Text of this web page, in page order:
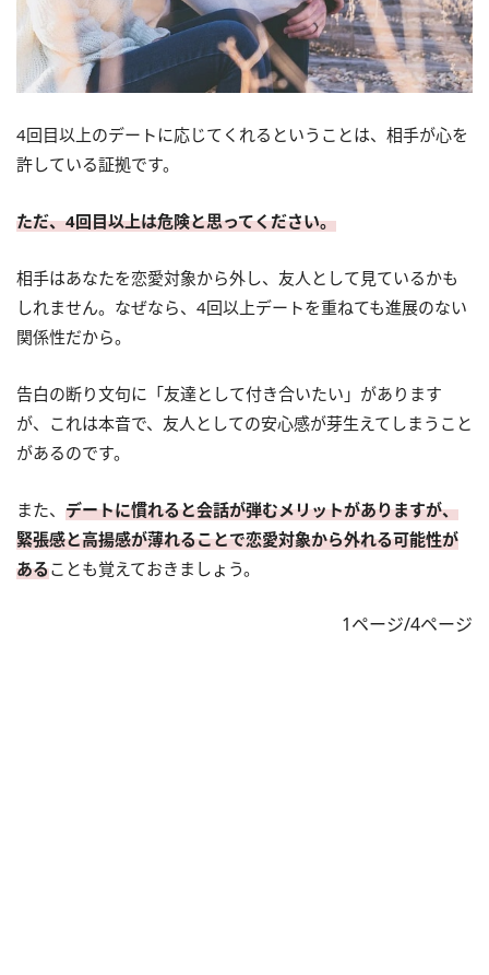
4回目以上のデートに応じてくれるということは、相手が心を
許している証拠です。
ただ、4回目以上は危険と思ってください。
相手はあなたを恋愛対象から外し、友人として見ているかも
しれません。なぜなら、4回以上デートを重ねても進展のない
関係性だから。
告白の断り文句に「友達として付き合いたい」があります
が、これは本音で、友人としての安心感が芽生えてしまうこと
があるのです。
また、 デートに慣れると会話が弾むメリットがありますが、
緊張感と高揚感が薄れることで恋愛対象から外れる可能性が
あることも覚えておきましょう。
1ページ/4ページ